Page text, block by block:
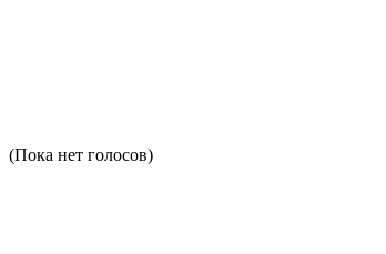
(Пока нет голосов)